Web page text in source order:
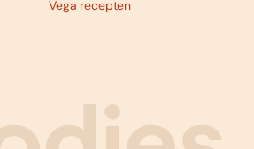
Abonneren
Vega recepten